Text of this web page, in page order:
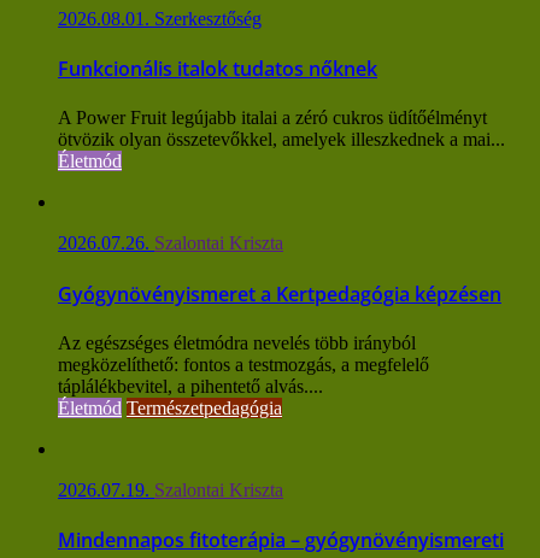
2026.08.01. Szerkesztőség
Funkcionális italok tudatos nőknek
A Power Fruit legújabb italai a zéró cukros üdítőélményt
ötvözik olyan összetevőkkel, amelyek illeszkednek a mai...
Életmód
2026.07.26. Szalontai Kriszta
Gyógynövényismeret a Kertpedagógia képzésen
Az egészséges életmódra nevelés több irányból
megközelíthető: fontos a testmozgás, a megfelelő
táplálékbevitel, a pihentető alvás....
Életmód Természetpedagógia
2026.07.19. Szalontai Kriszta
Mindennapos fitoterápia – gyógynövényismereti